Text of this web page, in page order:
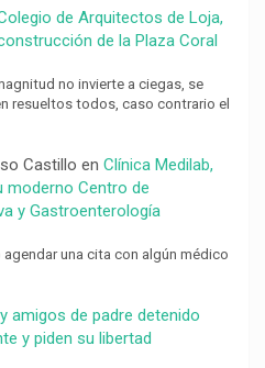
de Arquitectos de Loja,
de la Plaza Coral
no invierte a ciegas, se
resueltos todos, caso contrario el
Castillo en Clínica Medilab,
moderno Centro de
y Gastroenterología
una cita con algún médico
amigos de padre detenido
y piden su libertad